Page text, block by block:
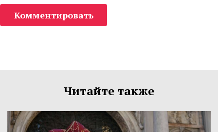
Комментировать
Читайте также